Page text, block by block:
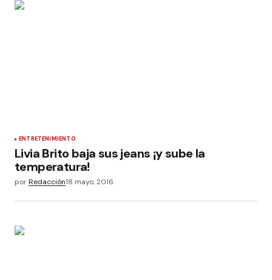
ENTRETENIMIENTO
Livia Brito baja sus jeans ¡y sube la
temperatura!
porRedacción18 mayo, 2016